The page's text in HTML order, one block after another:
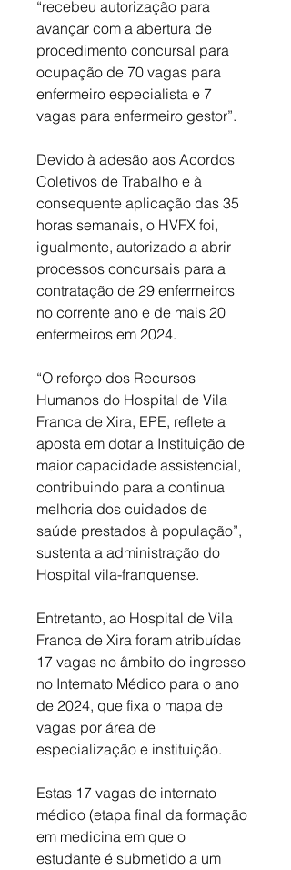
“recebeu autorização para
avançar com a abertura de
procedimento concursal para
ocupação de 70 vagas para
enfermeiro especialista e 7
vagas para enfermeiro gestor”.
Devido à adesão aos Acordos
Coletivos de Trabalho e à
consequente aplicação das 35
horas semanais, o HVFX foi,
igualmente, autorizado a abrir
processos concursais para a
contratação de 29 enfermeiros
no corrente ano e de mais 20
enfermeiros em 2024.
“O reforço dos Recursos
Humanos do Hospital de Vila
Franca de Xira, EPE, reflete a
aposta em dotar a Instituição de
maior capacidade assistencial,
contribuindo para a continua
melhoria dos cuidados de
saúde prestados à população”,
sustenta a administração do
Hospital vila-franquense.
Entretanto, ao Hospital de Vila
Franca de Xira foram atribuídas
17 vagas no âmbito do ingresso
no Internato Médico para o ano
de 2024, que fixa o mapa de
vagas por área de
especialização e instituição.
Estas 17 vagas de internato
médico (etapa final da formação
em medicina em que o
estudante é submetido a um